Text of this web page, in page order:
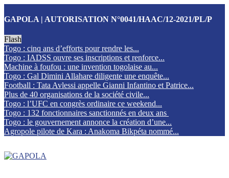
GAPOLA | AUTORISATION N°0041/HAAC/12-2021/PL/P
Flash
Togo : cinq ans d’efforts pour rendre les...
Togo : IADSS ouvre ses inscriptions et renforce...
Machine à foufou : une invention togolaise au...
Togo : Gal Dimini Allahare diligente une enquête...
Football : Tata Avlessi appelle Gianni Infantino et Patrice...
Plus de 40 organisations de la société civile...
Togo : l’UFC en congrès ordinaire ce weekend...
Togo : 132 fonctionnaires sanctionnés en deux ans
Togo : le gouvernement annonce la création d’une...
Agropole pilote de Kara : Anakoma Bikpéta nommé...